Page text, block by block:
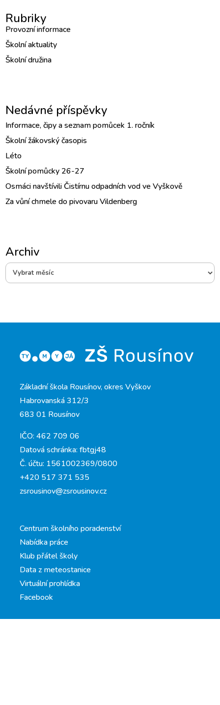
Rubriky
Provozní informace
Školní aktuality
Školní družina
Nedávné příspěvky
Informace, čipy a seznam pomůcek 1. ročník
Školní žákovský časopis
Léto
Školní pomůcky 26-27
Osmáci navštívili Čistírnu odpadních vod ve Vyškově
Za vůní chmele do pivovaru Vildenberg
ArchivArchiv
Základní škola Rousínov, okres Vyškov
Habrovanská 312/3
683 01 Rousínov
IČO: 462 709 06
Datová schránka: fbtgj48
Č. účtu: 1561002369/0800
+420 517 371 535
zsrousinov@zsrousinov.cz
Centrum školního poradenství
Nabídka práce
Klub přátel školy
Data z meteostanice
Virtuální prohlídka
Facebook